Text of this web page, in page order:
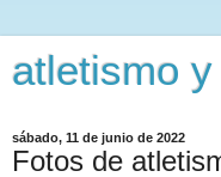
atletismo
sábado, 11 de junio de 2022
Fotos de